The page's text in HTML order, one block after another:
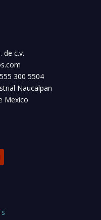
de c.v.
300 5504
Naucalpan
Mexico